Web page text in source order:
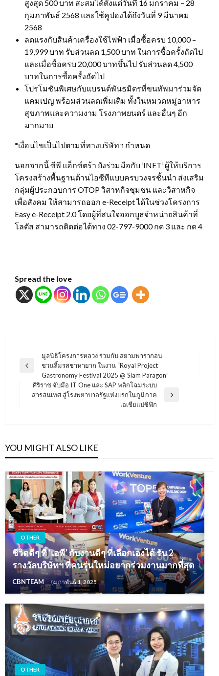
สูงสุด 500 บาท สะสมได้ตั้งแต่วันที่ 16 มกราคม – 28
กุมภาพันธ์ 2568 และใช้คูปองได้ถึงวันที่ 9 มีนาคม
2568
ลดแรงกับสินค้าเครื่องใช้ไฟฟ้า เมื่อซื้อครบ 10,000 –
19,999 บาท รับส่วนลด 1,500 บาท ในการซื้อครั้งถัดไป
และเมื่อซื้อครบ 20,000 บาทขึ้นไป รับส่วนลด 4,500
บาทในการซื้อครั้งถัดไป
โปรโมชันพิเศษกับแบรนด์พันธมิตรที่ขนทัพมาร่วมจัด
แคมเปญ พร้อมส่วนลดเพิ่มเติม ทั้งในหมวดหมู่อาหาร
สุขภาพและความงาม โรงภาพยนตร์ และอื่นๆ อีก
มากมาย
*เงื่อนไขเป็นไปตามที่ทางบริษัทฯ กำหนด
นอกจากนี้ ซีพี แอ็กซ์ตร้า ยังร่วมมือกับ ’INET’ ผู้ให้บริการ
โครงสร้างพื้นฐานด้านไอซีทีแบบครบวงจรชั้นนำ ส่งเสริม
กลุ่มผู้ประกอบการ OTOP วิสาหกิจชุมชน และวิสาหกิจ
เพื่อสังคม ให้สามารถออก e-Receipt ได้ในช่วงโครงการ
Easy e-Receipt 2.0 โดยผู้ที่สนใจออกบูธจำหน่ายสินค้าที่
โลตัส สามารถติดต่อได้ทาง 02-797-9000 กด 3 และ กด 4
Spread the love
แนะแนว
เรื่อง
Previous
มูลนิธิโครงการหลวง ร่วมกับ สยามพารากอน
ชวนลิ้มรสชาหายาก ในงาน “Royal Project
Gastronomy Festival 2025 @ Siam Paragon”
Next
ศิริราช จับมือ IT One และ SAP พลิกโฉมระบบ
สารสนเทศ สู่โรงพยาบาลรัฐแห่งแรกในภูมิภาค
เอเชียแปซิฟิก
YOU MIGHT ALSO LIKE
OTHER
ชีวิตดีๆ ที่ ‘เอพี’ กับงานดีๆ ที่เลือกเองได้ รับ 2
รางวัลบริษัทฯ ที่คนรุ่นใหม่อยากร่วมงานมากที่สุด
CBNTEAM กุมภาพันธ์ 1, 2025
OTHER